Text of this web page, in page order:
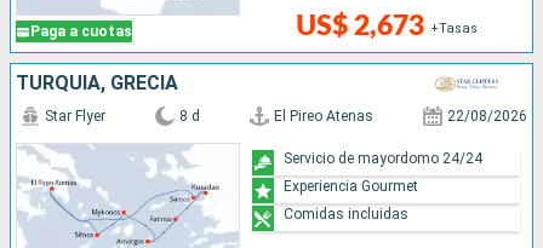
Paga a cuotas US$ 2,673 +Tasas
TURQUÍA, GRECIA
Star Flyer 8 d El Pireo Atenas 22/08/2026
Servicio de mayordomo 24/24
Experiencia Gourmet
Comidas incluidas